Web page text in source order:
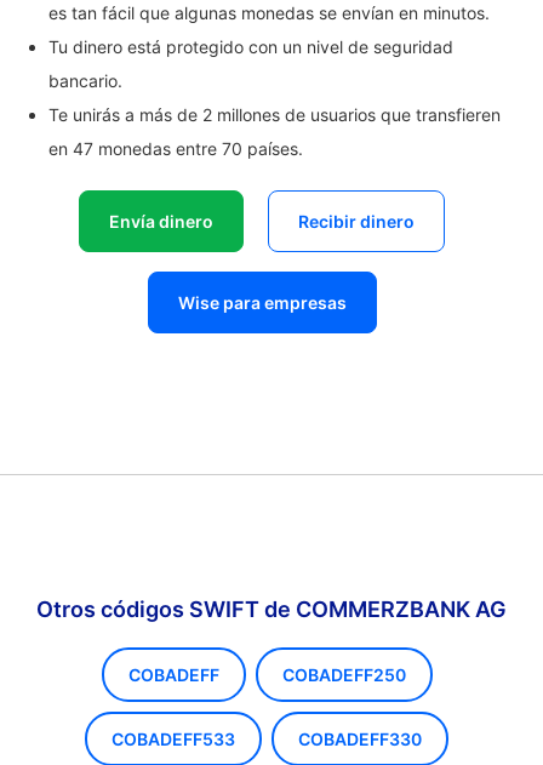
es tan fácil que algunas monedas se envían en minutos.
Tu dinero está protegido con un nivel de seguridad
bancario.
Te unirás a más de 2 millones de usuarios que transfieren
en 47 monedas entre 70 países.
Envía dinero Recibir dinero
Wise para empresas
Otros códigos SWIFT de COMMERZBANK AG
COBADEFF COBADEFF250
COBADEFF533 COBADEFF330